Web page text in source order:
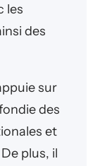
les
des
sur
des
et
plus, il